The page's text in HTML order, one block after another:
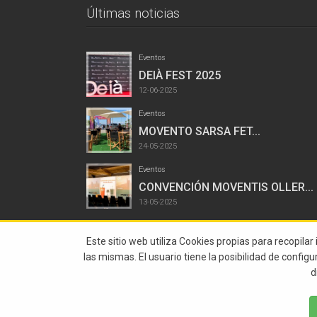
Últimas noticias
Eventos
DEIÀ FEST 2025
12-06-2025
Eventos
MOVENTO SARSA FET...
24-05-2025
Eventos
CONVENCIÓN MOVENTIS OLLER...
13-05-2025
Este sitio web utiliza Cookies propias para
las mismas. El usuario tiene la posibilidad de